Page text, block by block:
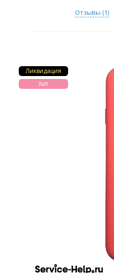
Отзывы (1)
Ликвидация
Хит